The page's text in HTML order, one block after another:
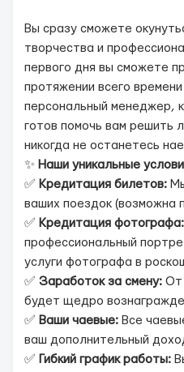
Вы сразу сможете
творчества и
первого дня вы сможете
протяжении всего
персональный менеджер,
готов помочь вам решить
никогда не останетесь
✨ Наши уникальные
✅ Кредитация билетов:
ваших поездок (возможна
✅ Кредитация фотографа:
профессиональный
услуги фотографа в
✅ Заработок за смену: От
будет щедро
✅ Ваши чаевые: Все
ваш дополнительный
✅
Гибкий график работы: